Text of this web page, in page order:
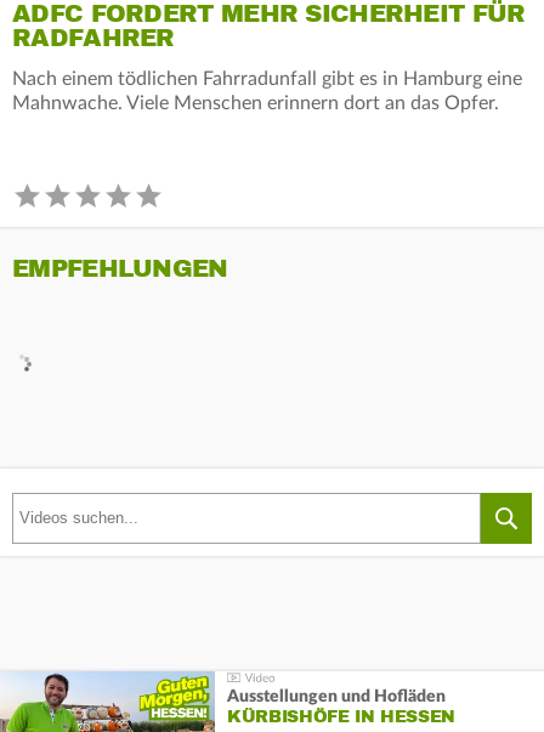
ADFC FORDERT MEHR SICHERHEIT FÜR
RADFAHRER
Nach einem tödlichen Fahrradunfall gibt es in Hamburg eine
Mahnwache. Viele Menschen erinnern dort an das Opfer.
EMPFEHLUNGEN
Ausstellungen und Hofläden
KÜRBISHÖFE IN HESSEN